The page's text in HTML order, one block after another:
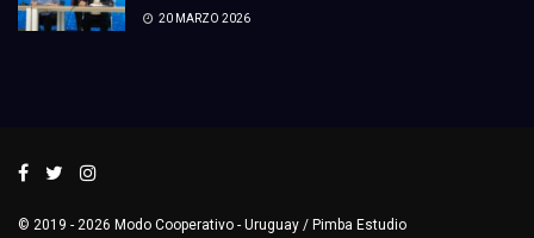
20 MARZO 2026
© 2019 - 2026 Modo Cooperativo - Uruguay / Pimba Estudio